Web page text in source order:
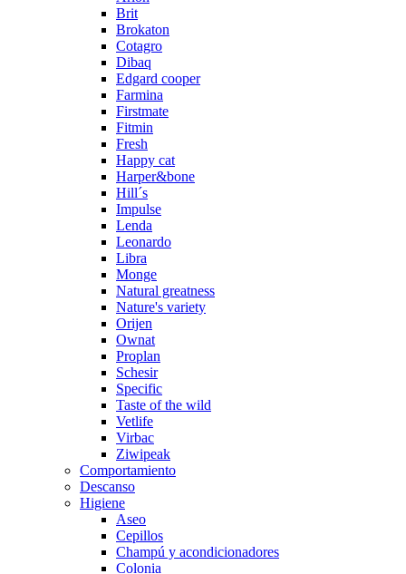
Brit
Brokaton
Cotagro
Dibaq
Edgard cooper
Farmina
Firstmate
Fitmin
Fresh
Happy cat
Harper&bone
Hill´s
Impulse
Lenda
Leonardo
Libra
Monge
Natural greatness
Nature's variety
Orijen
Ownat
Proplan
Schesir
Specific
Taste of the wild
Vetlife
Virbac
Ziwipeak
Comportamiento
Descanso
Higiene
Aseo
Cepillos
Champú y acondicionadores
Colonia